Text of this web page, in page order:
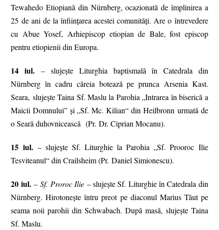
Tewahedo Etiopiană din Nürnberg, ocazionată de împlinirea a
25 de ani de la înființarea acestei comunități. Are o întrevedere
cu Abue Yosef, Arhiepiscop etiopian de Bale, fost episcop
pentru etiopienii din Europa.
14 iul. – slujeşte Liturghia baptismală în Catedrala din
Nürnberg în cadru căreia botează pe prunca Arsenia Kast.
Seara, slujește Taina Sf. Maslu la Parohia „Intrarea în biserică a
Maicii Domnului” și „Sf. Mc. Kilian“ din Heilbronn urmată de
o Seară duhovnicească (Pr. Dr. Ciprian Mocanu).
15 iul.– slujește Sf. Liturghie la Parohia „Sf. Prooroc Ilie
Tesviteanul“ din Crailsheim (Pr. Daniel Simionescu).
20 iul.– Sf. Proroc Ilie – slujește Sf. Liturghie în Catedrala din
Nürnberg. Hirotonește întru preot pe diaconul Marius Tăut pe
seama noii parohii din Schwabach. După masă, slujește Taina
Sf. Maslu.